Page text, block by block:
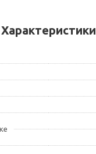
Характеристики